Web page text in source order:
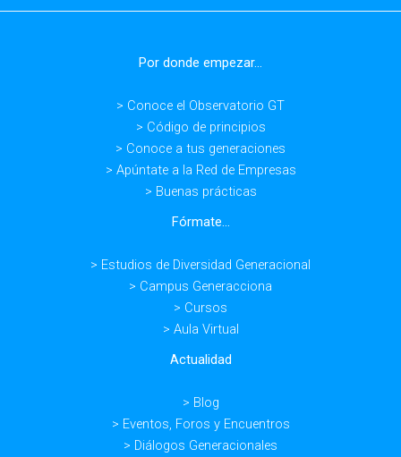
Por donde empezar...
> Conoce el Observatorio GT
> Código de principios
> Conoce a tus generaciones
> Apúntate a la Red de Empresas
> Buenas prácticas
Fórmate...
> Estudios de Diversidad Generacional
> Campus Generacciona
> Cursos
> Aula Virtual
Actualidad
> Blog
> Eventos, Foros y Encuentros
> Diálogos Generacionales